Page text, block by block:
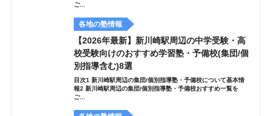
ご...
各地の塾情報
【2026年最新】新川崎駅周辺の中学受験・高
校受験向けのおすすめ学習塾・予備校(集団/個
別指導含む)8選
目次1 新川崎駅周辺の集団/個別指導塾・予備校について基本情
報2 新川崎駅周辺の集団/個別指導塾・予備校おすすめ一覧を
ご...